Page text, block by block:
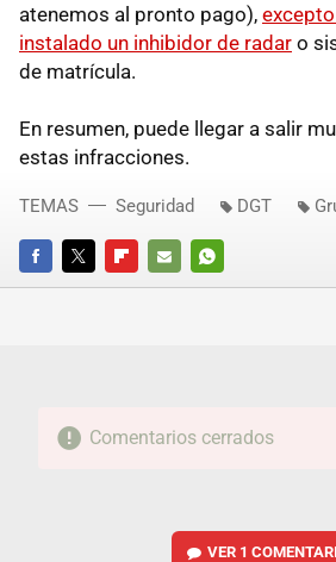
atenemos al pronto pago),
instalado un inhibidor de radar o
de matrícula.
En resumen, puede llegar a salir
estas infracciones.
FACEBOOKTWITTERFLIPBOARD
E-
WHATSAPP
TEMAS Seguridad DGT
Comentarios cerrados
VER 1